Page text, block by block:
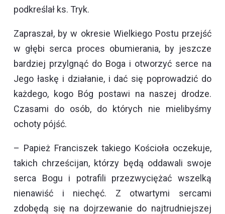
podkreślał ks. Tryk.
Zapraszał, by w okresie Wielkiego Postu przejść
w głębi serca proces obumierania, by jeszcze
bardziej przylgnąć do Boga i otworzyć serce na
Jego łaskę i działanie, i dać się poprowadzić do
każdego, kogo Bóg postawi na naszej drodze.
Czasami do osób, do których nie mielibyśmy
ochoty pójść.
– Papież Franciszek takiego Kościoła oczekuje,
takich chrześcijan, którzy będą oddawali swoje
serca Bogu i potrafili przezwyciężać wszelką
nienawiść i niechęć. Z otwartymi sercami
zdobędą się na dojrzewanie do najtrudniejszej